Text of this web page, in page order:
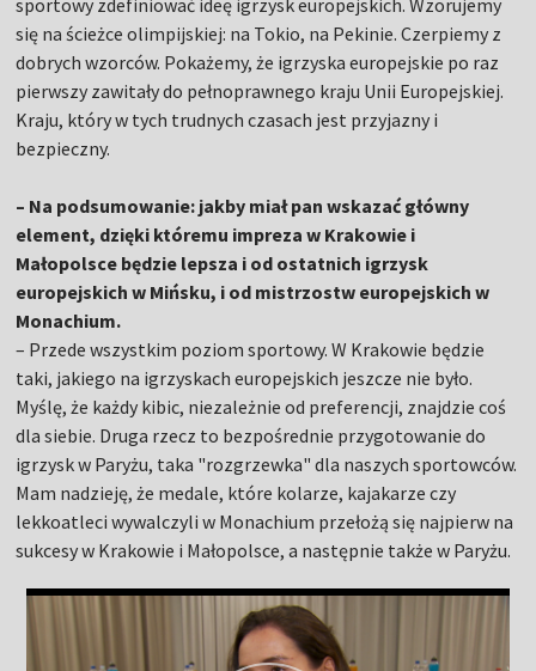
sportowy zdefiniować ideę igrzysk europejskich. Wzorujemy
się na ścieżce olimpijskiej: na Tokio, na Pekinie. Czerpiemy z
dobrych wzorców. Pokażemy, że igrzyska europejskie po raz
pierwszy zawitały do pełnoprawnego kraju Unii Europejskiej.
Kraju, który w tych trudnych czasach jest przyjazny i
bezpieczny.
– Na podsumowanie: jakby miał pan wskazać główny
element, dzięki któremu impreza w Krakowie i
Małopolsce będzie lepsza i od ostatnich igrzysk
europejskich w Mińsku, i od mistrzostw europejskich w
Monachium.
– Przede wszystkim poziom sportowy. W Krakowie będzie
taki, jakiego na igrzyskach europejskich jeszcze nie było.
Myślę, że każdy kibic, niezależnie od preferencji, znajdzie coś
dla siebie. Druga rzecz to bezpośrednie przygotowanie do
igrzysk w Paryżu, taka "rozgrzewka" dla naszych sportowców.
Mam nadzieję, że medale, które kolarze, kajakarze czy
lekkoatleci wywalczyli w Monachium przełożą się najpierw na
sukcesy w Krakowie i Małopolsce, a następnie także w Paryżu.